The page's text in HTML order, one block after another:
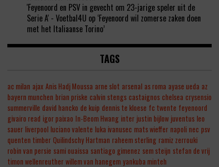
'Feyenoord en PSV in gevecht om 23-jarige speler uit de
Serie A' - Voetbal4U op ‘Feyenoord wil zomerse zaken doen
met het Italiaanse Torino’
TAGS
ac milan ajax Anis Hadj Moussa arne slot arsenal as roma ayase ueda az
bayern munchen brian priske calvin stengs castaignos chelsea crysensio
summerville david hancko de kuip dennis te kloese fc twente feyenoord
givairo read igor paixao In-Beom Hwang inter justin bijlow juventus leo
sauer liverpool luciano valente luka ivanusec mats wieffer napoli nec psv
quenten timber Quilindschy Hartman raheem sterling ramiz zerrouki
robin van persie sami ouaissa santiago gimenez sem steijn stefan de vrij
timon wellenreutherwillem van hanegemyankuba minteh